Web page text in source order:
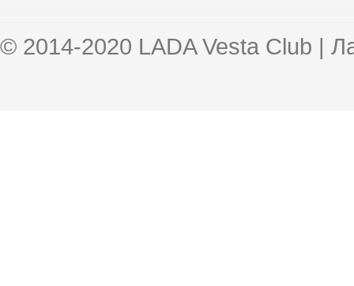
© 2014-2020 LADA Vesta Club |